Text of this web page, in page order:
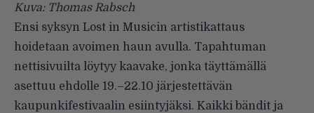
Kuva: Thomas Rabsch
Ensi syksyn Lost in Musicin artistikattaus
hoidetaan avoimen haun avulla. Tapahtuman
nettisivuilta löytyy kaavake, jonka täyttämällä
asettuu ehdolle 19.–22.10 järjestettävän
kaupunkifestivaalin esiintyjäksi. Kaikki bändit ja